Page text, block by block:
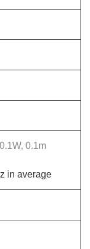
0.1m
in average